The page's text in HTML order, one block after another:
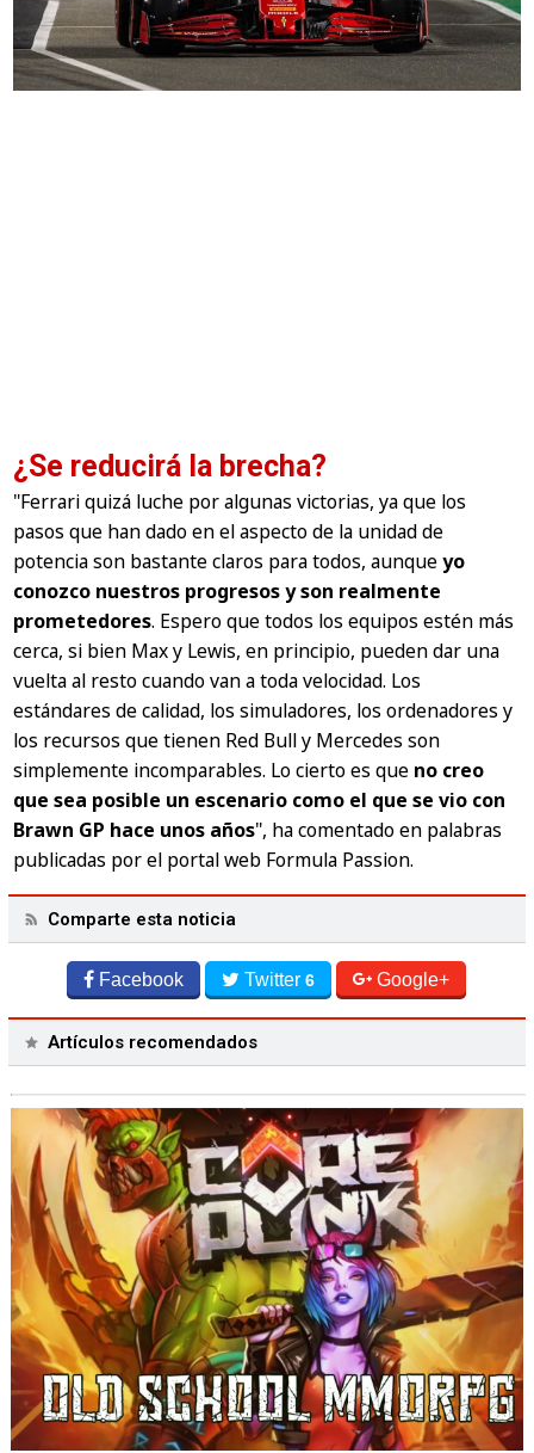
¿Se reducirá la brecha?
"Ferrari quizá luche por algunas victorias, ya que los
pasos que han dado en el aspecto de la unidad de
potencia son bastante claros para todos, aunqueyo
conozco nuestros progresos y son realmente
prometedores. Espero que todos los equipos estén más
cerca, si bien Max y Lewis, en principio, pueden dar una
vuelta al resto cuando van a toda velocidad. Los
estándares de calidad, los simuladores, los ordenadores y
los recursos que tienen Red Bull y Mercedes son
simplemente incomparables. Lo cierto es que no creo
que sea posible un escenario como el que se vio con
Brawn GP hace unos años", ha comentado en palabras
publicadas por el portal web Formula Passion.
Comparte esta noticia
Facebook Twitter6 Google+
Artículos recomendados